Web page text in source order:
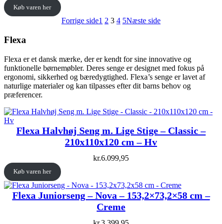
Køb varen her
Forrige side1 2 3 4 5Næste side
Flexa
Flexa er et dansk mærke, der er kendt for sine innovative og
funktionelle børnemøbler. Deres senge er designet med fokus på
ergonomi, sikkerhed og bæredygtighed. Flexa’s senge er lavet af
naturlige materialer og kan tilpasses efter dit barns behov og
præferencer.
Flexa Halvhøj Seng m. Lige Stige – Classic –
210x110x120 cm – Hv
kr.6.099,95
Køb varen her
Flexa Juniorseng – Nova – 153,2×73,2×58 cm –
Creme